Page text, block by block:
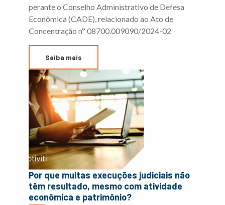
perante o Conselho Administrativo de Defesa
Econômica (CADE), relacionado ao Ato de
Concentração nº 08700.009090/2024-02
Saiba mais
Por que muitas execuções judiciais não
têm resultado, mesmo com atividade
econômica e patrimônio?